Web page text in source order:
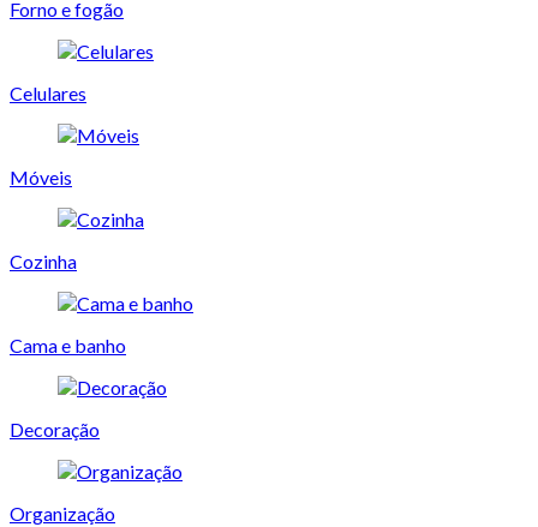
Forno e fogão
Celulares
Móveis
Cozinha
Cama e banho
Decoração
Organização